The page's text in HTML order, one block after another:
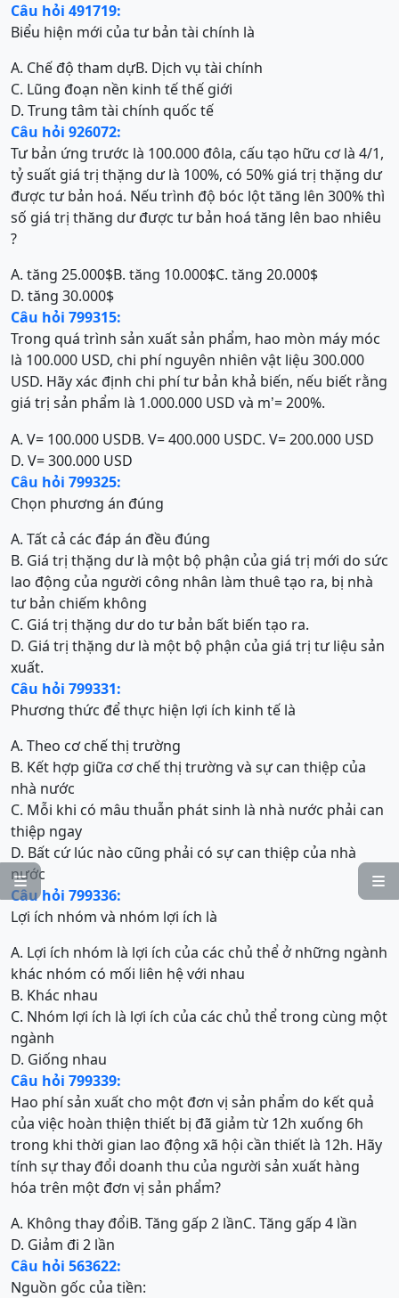


Câu hỏi 491719:
Biểu hiện mới của tư bản tài chính là
A. Chế độ tham dựB. Dịch vụ tài chính
C. Lũng đoạn nền kinh tế thế giới
D. Trung tâm tài chính quốc tế
Câu hỏi 926072:
Tư bản ứng trước là 100.000 đôla, cấu tạo hữu cơ là 4/1,
tỷ suất giá trị thặng dư là 100%, có 50% giá trị thặng dư
được tư bản hoá. Nếu trình độ bóc lột tăng lên 300% thì
số giá trị thăng dư được tư bản hoá tăng lên bao nhiêu
?
A. tăng 25.000$B. tăng 10.000$C. tăng 20.000$
D. tăng 30.000$
Câu hỏi 799315:
Trong quá trình sản xuất sản phẩm, hao mòn máy móc
là 100.000 USD, chi phí nguyên nhiên vật liệu 300.000
USD. Hãy xác định chi phí tư bản khả biến, nếu biết rằng
giá trị sản phẩm là 1.000.000 USD và m’= 200%.
A. V= 100.000 USDB. V= 400.000 USDC. V= 200.000 USD
D. V= 300.000 USD
Câu hỏi 799325:
Chọn phương án đúng
A. Tất cả các đáp án đều đúng
B. Giá trị thặng dư là một bộ phận của giá trị mới do sức
lao động của người công nhân làm thuê tạo ra, bị nhà
tư bản chiếm không
C. Giá trị thặng dư do tư bản bất biến tạo ra.
D. Giá trị thặng dư là một bộ phận của giá trị tư liệu sản
xuất.
Câu hỏi 799331:
Phương thức để thực hiện lợi ích kinh tế là
A. Theo cơ chế thị trường
B. Kết hợp giữa cơ chế thị trường và sự can thiệp của
nhà nước
C. Mỗi khi có mâu thuẫn phát sinh là nhà nước phải can
thiệp ngay
D. Bất cứ lúc nào cũng phải có sự can thiệp của nhà
nước
Câu hỏi 799336:
Lợi ích nhóm và nhóm lợi ích là
A. Lợi ích nhóm là lợi ích của các chủ thể ở những ngành
khác nhóm có mối liên hệ với nhau
B. Khác nhau
C. Nhóm lợi ích là lợi ích của các chủ thể trong cùng một
ngành
D. Giống nhau
Câu hỏi 799339:
Hao phí sản xuất cho một đơn vị sản phẩm do kết quả
của việc hoàn thiện thiết bị đã giảm từ 12h xuống 6h
trong khi thời gian lao động xã hội cần thiết là 12h. Hãy
tính sự thay đổi doanh thu của người sản xuất hàng
hóa trên một đơn vị sản phẩm?
A. Không thay đổiB. Tăng gấp 2 lầnC. Tăng gấp 4 lần
D. Giảm đi 2 lần
Câu hỏi 563622:
Nguồn gốc của tiền: